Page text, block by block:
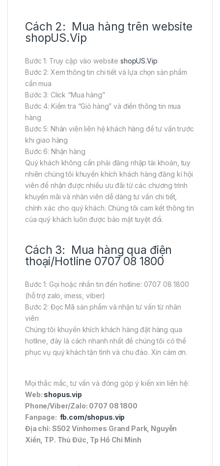
Cách 2: Mua hàng trên website
shopUS.Vip
Bước 1: Truy cập vào website shopUS.Vip
Bước 2: Xem thông tin chi tiết và lựa chọn sản phẩm
cần mua
Bước 3: Click “Mua hàng”
Bước 4: Kiểm tra “Giỏ hàng” và điền thông tin mua
hàng
Bước 5: Nhân viên liên hệ khách hàng để tư vấn trước
khi giao hàng
Bước 6: Nhận hàng
Quý khách không cần phải đăng nhập tài khoản, tuy
nhiên chúng tôi khuyến khích khách hàng đăng kí hội
viên để nhận được nhiều ưu đãi từ các chương trình
khuyến mãi và nhân viên dễ dàng tư vấn chi tiết,
chính xác cho quý khách. Chúng tôi cam kết thông tin
của quý khách luôn được bảo mật tuyệt đối.
Cách 3: Mua hàng qua điện
thoại/Hotline 0707 08 1800
Bước 1: Gọi hoặc nhắn tin đến hotline: 0707 08 1800
(hỗ trợ zalo, imess, viber)
Bước 2: Đọc Mã sản phẩm và nhận tư vấn từ nhân
viên
Chúng tôi khuyến khích khách hàng đặt hàng qua
hotline, đây là cách nhanh nhất để chúng tôi có thể
phục vụ quý khách tận tình và chu đáo. Xin cám ơn.
Mọi thắc mắc, tư vấn và đóng góp ý kiến xin liên hệ:
Web: shopus.vip
Phone/Viber/Zalo: 0707 08 1800
Fanpage: fb.com/shopus.vip
Địa chỉ: S502 Vinhomes Grand Park, Nguyễn
Xiển, TP. Thủ Đức, Tp Hồ Chí Minh